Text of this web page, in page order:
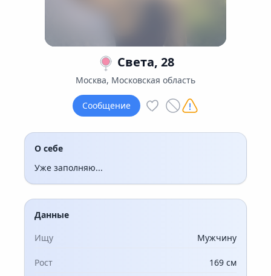
Света, 28
Москва, Московская область
Сообщение
О себе
Уже заполняю...
Данные
Ищу
Мужчину
Рост 169 см